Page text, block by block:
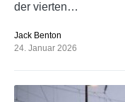
der vierten…
Jack Benton
24. Januar 2026